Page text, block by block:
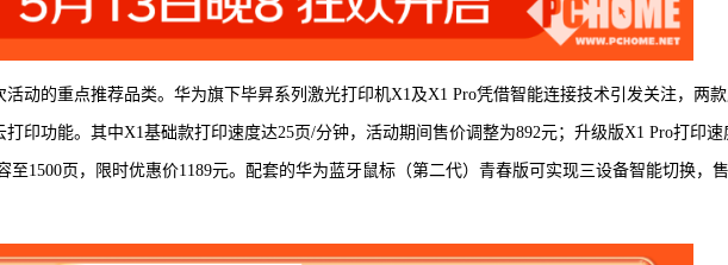
活动的重点推荐品类。华为旗下毕昇系列激光打印机X1及X1 Pro凭借智能连接技术引发关注，两
印功能。其中X1基础款打印速度达25页/分钟，活动期间售价调整为892元；升级版X1 Pro打印速
至1500页，限时优惠价1189元。配套的华为蓝牙鼠标（第二代）青春版可实现三设备智能切换，